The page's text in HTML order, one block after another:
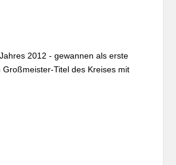
2012 - gewannen als erste
Titel des Kreises mit